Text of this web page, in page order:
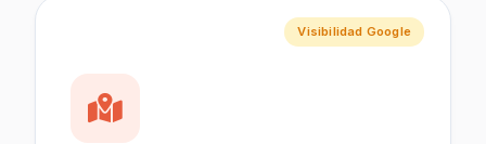
Visibilidad Google